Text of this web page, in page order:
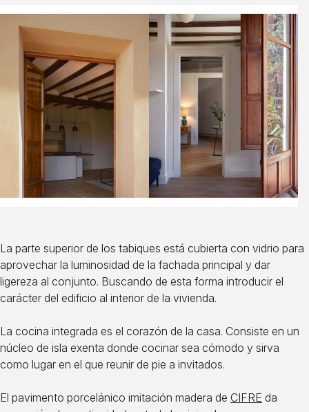
La parte superior de los tabiques está cubierta con vidrio para
aprovechar la luminosidad de la fachada principal y dar
ligereza al conjunto. Buscando de esta forma introducir el
carácter del edificio al interior de la vivienda.
La cocina integrada es el corazón de la casa. Consiste en un
núcleo de isla exenta donde cocinar sea cómodo y sirva
como lugar en el que reunir de pie a invitados.
El pavimento porcelánico imitación madera de CIFRE da